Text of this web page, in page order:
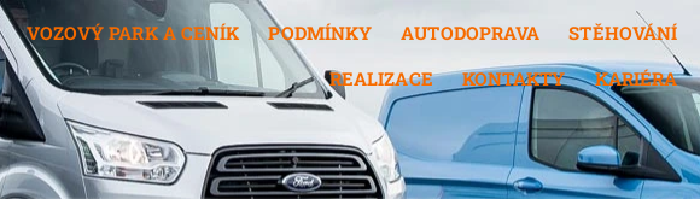
VOZOVÝ PARK A CENÍK PODMÍNKY AUTODOPRAVA
STĚHOVÁNÍ
REALIZACE
KONTAKTY KARIÉRA